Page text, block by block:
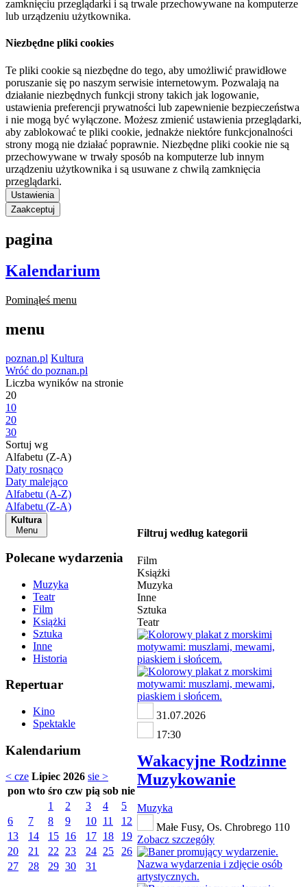
zamknięciu przeglądarki i są trwale przechowywane na komputerze
lub urządzeniu użytkownika.
Niezbędne pliki cookies
Te pliki cookie są niezbędne do tego, aby umożliwić prawidłowe
poruszanie się po naszym serwisie internetowym. Pozwalają na
działanie niezbędnych funkcji strony takich jak logowanie,
ustawienia preferencji prywatności lub zapewnienie bezpieczeństwa
i nie mogą być wyłączone. Możesz zmienić ustawienia przeglądarki,
aby zablokować te pliki cookie, jednakże niektóre funkcjonalności
strony mogą nie działać poprawnie. Niezbędne pliki cookie nie są
przechowywane w trwały sposób na komputerze lub innym
urządzeniu użytkownika i są usuwane z chwilą zamknięcia
przeglądarki.
Ustawienia
Zaakceptuj
pagina
Kalendarium
Pominąłeś menu
menu
poznan.pl Kultura
Wróć do poznan.pl
Liczba wyników na stronie
20
10
20
30
Sortuj wg
Alfabetu (Z-A)
Daty rosnąco
Daty malejąco
Alfabetu (A-Z)
Alfabetu (Z-A)
Kultura
Menu
Polecane wydarzenia
Muzyka
Teatr
Film
Książki
Sztuka
Inne
Historia
Repertuar
Kino
Spektakle
Kalendarium
< cze Lipiec 2026 sie >
pon wto śro czw pią sob nie
1
2 3 4
5
6
7 8 9 10 11
12
13
14 15 16 17 18
19
20
21 22 23 24 25
26
27
28 29 30 31
Filtruj według kategorii
Film
Książki
Muzyka
Inne
Sztuka
Teatr
31.07.2026
17:30
Wakacyjne Rodzinne
Muzykowanie
Muzyka
Małe Fusy, Os. Chrobrego 110
Zobacz szczegóły